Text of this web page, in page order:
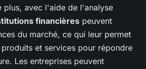
plus, avec l'aide de l'analyse
financières peuvent
du marché, ce qui leur permet
et services pour répondre
Les entreprises peuvent